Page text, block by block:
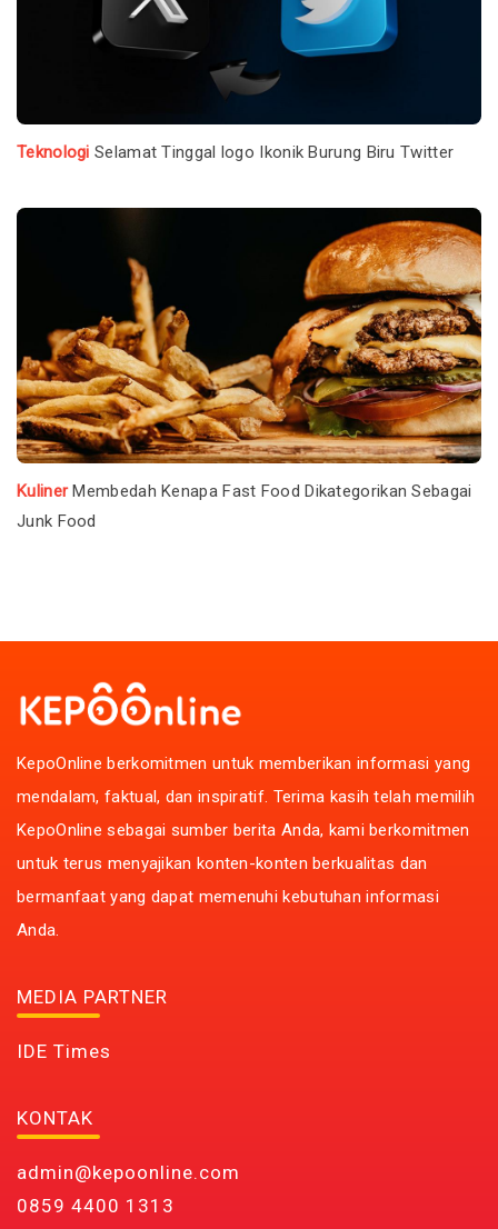
Teknologi Selamat Tinggal logo Ikonik Burung Biru Twitter
KulinerMembedah Kenapa Fast Food Dikategorikan Sebagai
Junk Food
KepoOnline berkomitmen untuk memberikan informasi yang
mendalam, faktual, dan inspiratif. Terima kasih telah memilih
KepoOnline sebagai sumber berita Anda, kami berkomitmen
untuk terus menyajikan konten-konten berkualitas dan
bermanfaat yang dapat memenuhi kebutuhan informasi
Anda.
MEDIA PARTNER
IDE Times
KONTAK
admin@kepoonline.com
0859 4400 1313